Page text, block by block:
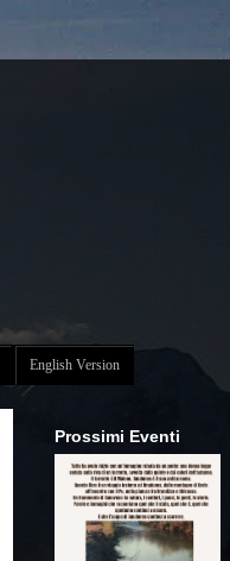
English Version
Prossimi Eventi